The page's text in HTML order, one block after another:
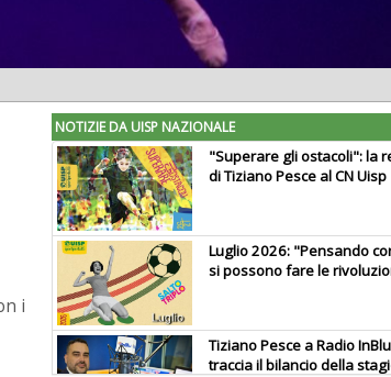
i
NOTIZIE DA UISP NAZIONALE
"Superare gli ostacoli": la
di Tiziano Pesce al CN Uisp
Luglio 2026: "Pensando
si possono fare le
Tiziano Pesce a Radio
traccia il bilancio della